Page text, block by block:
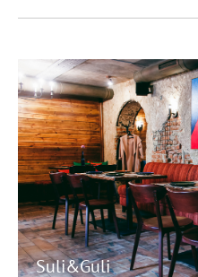
Suli&Guli